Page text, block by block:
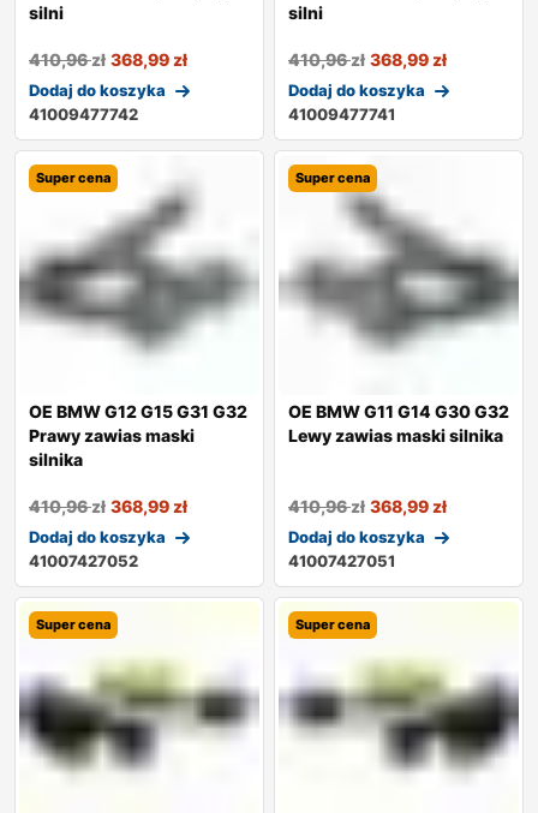
silni
410,96zł 368,99zł
Dodaj do koszyka
41009477742
silni
410,96zł 368,99zł
Dodaj do koszyka
41009477741
Super cena
OE BMW G12 G15 G31 G32
Prawy zawias maski
silnika
410,96zł 368,99zł
Dodaj do koszyka
41007427052
Super cena
OE BMW G11 G14 G30 G32
Lewy zawias maski silnika
410,96zł 368,99zł
Dodaj do koszyka
41007427051
Super cena Super cena